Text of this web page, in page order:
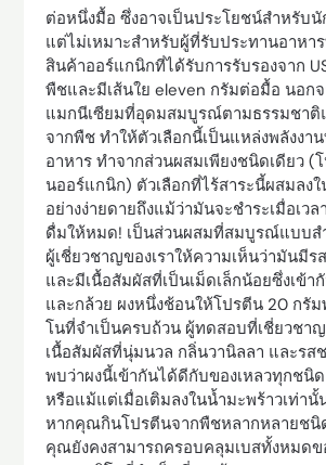
ต่อหนึ่งมื้อ ซึ่งอาจเป็นประโยชน์สำหรับนั
แต่ไม่เหมาะสำหรับผู้ที่รับประทานอาหา
สินค้าออร์แกนิกที่ได้รับการรับรองจาก
พืชและมีเส้นใย eleven กรัมต่อมื้อ นอก
แมกนีเซียมที่อุดมสมบูรณ์ตามธรรมชาติ
จากพืช ทำให้ตัวเลือกนี้เป็นแหล่งพลังงา
อาหาร ทำจากส่วนผสมเพียงชนิดเดียว (
นออร์แกนิก) ตัวเลือกที่ไร้สาระนี้ผสมลงใ
อย่างง่ายดายถึงแม้ว่ามันจะชำระเมื่อเว
ดื่มให้หมด! เป็นส่วนผสมที่สมบูรณ์แบบส
ผู้เชี่ยวชาญของเราให้ความเห็นว่ามันมีร
และมีเนื้อสัมผัสที่เป็นเม็ดเล็กน้อยซึ่งเข้า
และกล้วย ผงหนึ่งช้อนให้โปรตีน 20 กรั
โนที่จำเป็นครบถ้วน ผู้ทดสอบที่เชี่ยวชา
เนื้อสัมผัสที่นุ่มนวล กลิ่นวานิลลา และรส
พบว่าผงนี้เข้ากันได้ดีกับของเหลวทุกชนิ
หรือแม้แต่เมื่อเติมลงในน้ำมะพร้าวเท่านั้
หากคุณกินโปรตีนจากพืชหลากหลายชนิ
คุณยังคงสามารถครอบคลุมเบสทั้งหมด